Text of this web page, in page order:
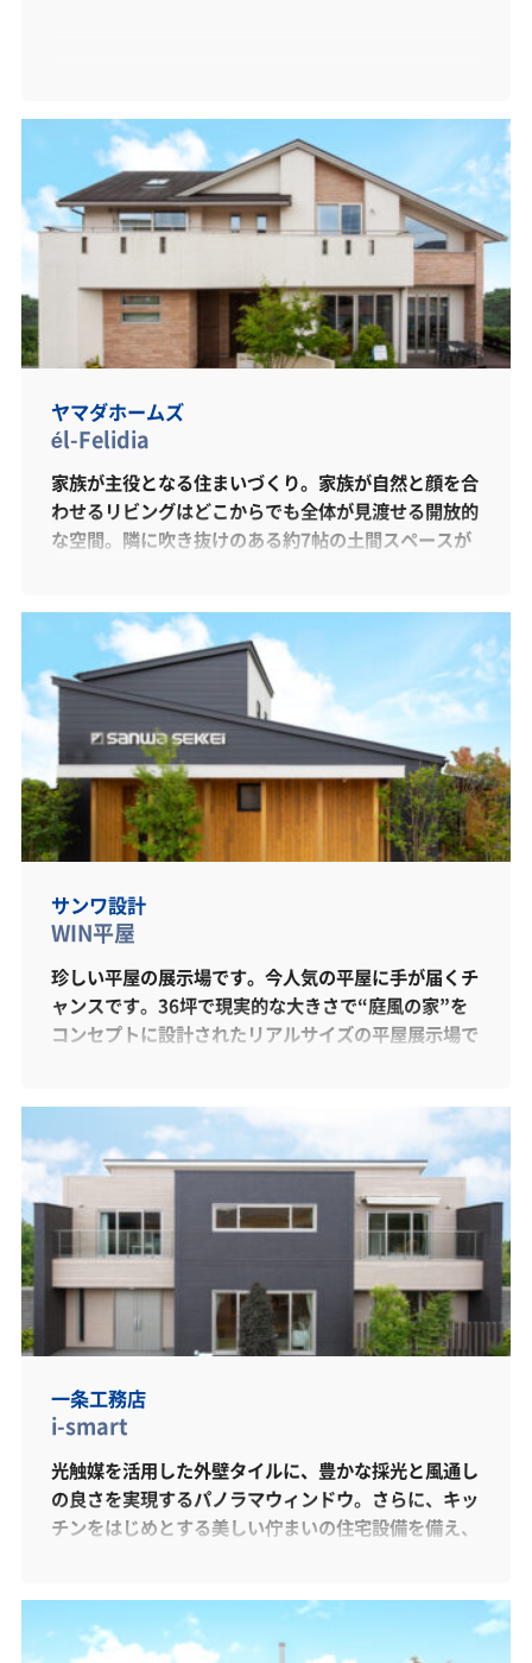
ヤマダホームズ
él-Felidia
家族が主役となる住まいづくり。家族が自然と顔を合
わせるリビングはどこからでも全体が見渡せる開放的
な空間。隣に吹き抜けのある約7帖の土間スペースが
アクセスがしやすい回遊導線や、2階にはセカンドリ
ビング的なスペースを配置した主寝室など見どころ満
載です。自由設計、注文住宅を適正価格で!納得いく
住まいづくりのお手伝いをいたします。皆様のご来場
をお待ちしております。
サンワ設計
WIN平屋
珍しい平屋の展示場です。今人気の平屋に手が届くチ
ャンスです。36坪で現実的な大きさで“庭風の家”を
コンセプトに設計されたリアルサイズの平屋展示場で
力が当社の最大の強みです。
一条工務店
i-smart
光触媒を活用した外壁タイルに、豊かな採光と風通し
の良さを実現するパノラマウィンドウ。さらに、キッ
チンをはじめとする美しい佇まいの住宅設備を備え、
陽光発電搭載により、人と環境に優しい住まいをご提
案しています。